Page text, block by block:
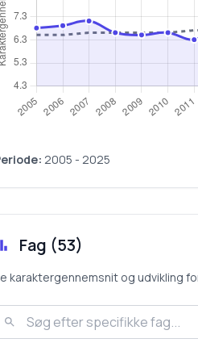
2005 - 2025
Fag (53)
karaktergennemsnit og udvikling